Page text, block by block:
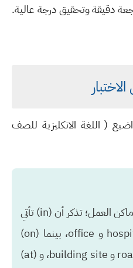
دقيقة وتحقيق درجة عالية.
( اللغة الانكليزية للصف
احفظ جيداً حروف الجر مع أماكن العمل؛ تذكر أن (in) تأتي
مع الأماكن المغلقة مثل hospital و office، بينما (on)
مع الأماكن المفتوحة مثل roads و building site، و (at)